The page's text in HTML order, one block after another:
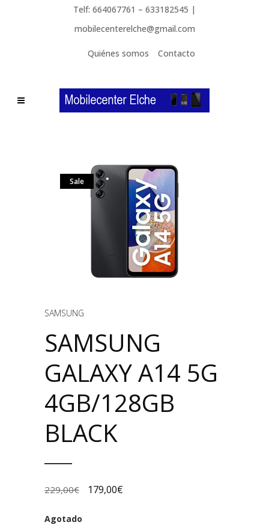
Telf: 664067761 – 633182545 |
mobilecenterelche@gmail.com
Quiénes somos Contacto
Sale
SAMSUNG
SAMSUNG
GALAXY A14 5G
4GB/128GB
BLACK
229,00€ 179,00€
Agotado